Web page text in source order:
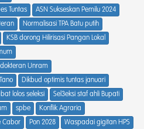
Tuntas
ASN Sukseskan Pemilu 2024
Normalisasi TPA Batu putih
KSB dorong Hilirisasi Pangan Lokal
Unram
Dikbud optimis tuntas januari
lolos seleksi
Sel3eksi staf ahli Bupati
spbe
Konflik Agraria
Cabor Pon 2028
Waspadai gigitan HPS